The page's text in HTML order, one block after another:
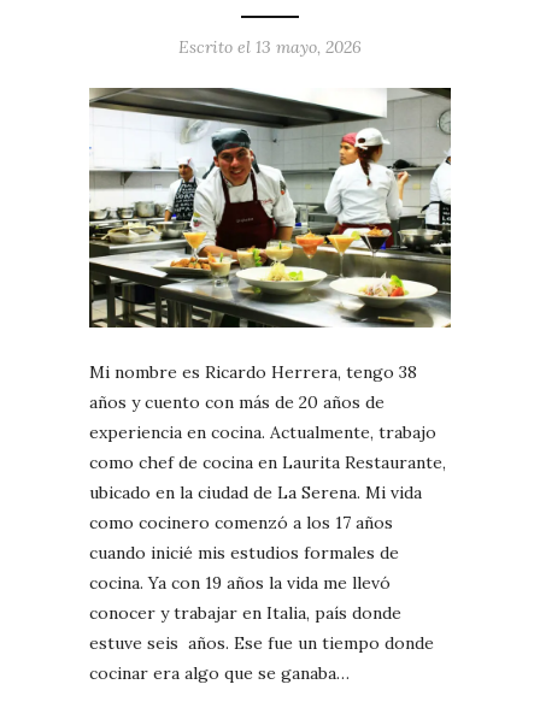
Escrito el 13 mayo, 2026
Mi nombre es Ricardo Herrera, tengo 38
años y cuento con más de 20 años de
experiencia en cocina. Actualmente, trabajo
como chef de cocina en Laurita Restaurante,
ubicado en la ciudad de La Serena. Mi vida
como cocinero comenzó a los 17 años
cuando inicié mis estudios formales de
cocina. Ya con 19 años la vida me llevó
conocer y trabajar en Italia, país donde
estuve seis años. Ese fue un tiempo donde
cocinar era algo que se ganaba…